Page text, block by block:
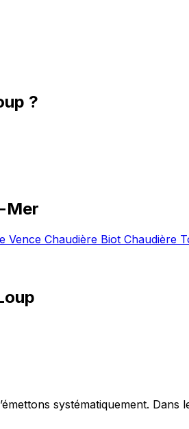
?
Mer
Vence Chaudière Biot Chaudière
systématiquement. Dans